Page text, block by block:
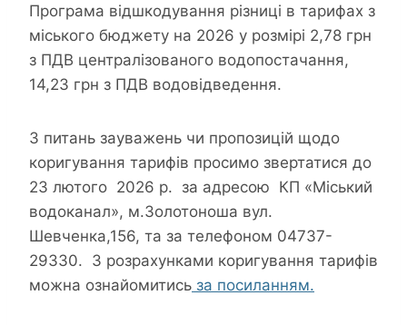
Програма відшкодування різниці в тарифах з
міського бюджету на 2026 у розмірі 2,78 грн
з ПДВ централізованого водопостачання,
14,23 грн з ПДВ водовідведення.
З питань зауважень чи пропозицій щодо
коригування тарифів просимо звертатися до
23 лютого 2026 р. за адресою КП «Міський
водоканал», м.Золотоноша вул.
Шевченка,156, та за телефоном 04737-
29330. З розрахунками коригування тарифів
можна ознайомитись за посиланням.